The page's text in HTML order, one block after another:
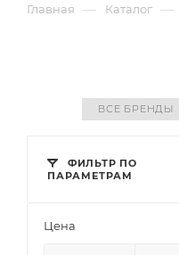
Главная — Каталог —
ВСЕ БРЕНДЫ
ФИЛЬТР ПО
ПАРАМЕТРАМ
Цена